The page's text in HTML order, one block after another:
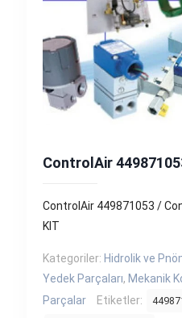
ControlAir
ControlAir 449871053 /
KIT
Kategoriler: Hidrolik ve
Yedek Parçaları, Mekanik
Parçalar
Etiketler: